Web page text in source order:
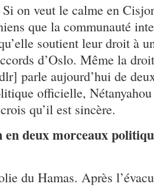
on veut le calme en
que la communauté
soutient leur droit à
d’Oslo. Même la
parle aujourd’hui de
officielle, Nétanyahou
qu’il est sincère.
deux morceaux
du Hamas. Après